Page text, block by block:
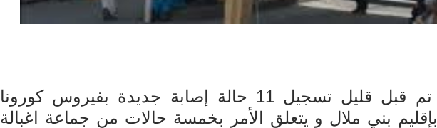
أفادت مصادرنا انه تم قبل قليل تسجيل 11 حالة إصابة جديدة بفيروس كورونا
المستجد كوفيد 19 بإقليم بني ملال و يتعلق الأمر بخمسة حالات من جماعة اغبالة